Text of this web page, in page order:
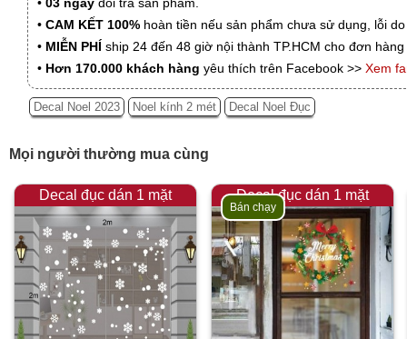
• 03 ngày đổi trả sản phẩm.
• CAM KẾT 100% hoàn tiền nếu sản phẩm chưa sử dụng, lỗi
• MIỄN PHÍ ship 24 đến 48 giờ nội thành TP.HCM cho đơn
• Hơn 170.000 khách hàng yêu thích trên Facebook >> Xem
Decal Noel 2023 Noel kính 2 mét Decal Noel Đục
Mọi người thường mua cùng
Decal đục dán 1 mặt Decal đục dán 1 mặt
Bán chạy